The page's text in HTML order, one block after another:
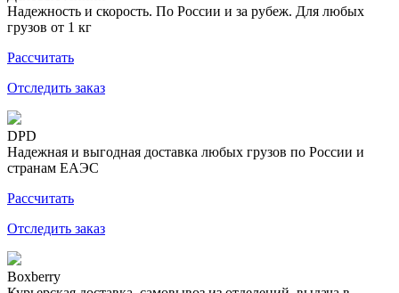
Надежность и скорость. По России и за рубеж. Для любых
грузов от 1 кг
Рассчитать
Отследить заказ
DPD
Надежная и выгодная доставка любых грузов по России и
странам ЕАЭС
Рассчитать
Отследить заказ
Boxberry